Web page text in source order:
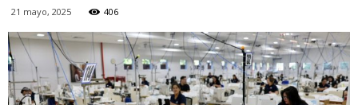
21 mayo, 2025 406